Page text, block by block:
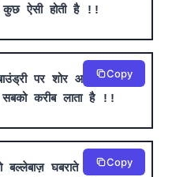
कुछ ऐसी होती है !!
पर शोर आता है
करीब लाता है !!
Copy
घबराते हैं
Copy